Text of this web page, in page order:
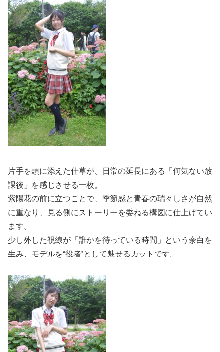
片手を頭に添えた仕草が、日常の延長にある「何気ない放
課後」を感じさせる一枚。
紫陽花の前に立つことで、季節感と青春の瑞々しさが自然
に重なり、見る側にストーリーを委ねる構図に仕上げてい
ます。
少し外した視線が「誰かを待っている時間」という余白を
生み、モデルを“役者”として魅せるカットです。